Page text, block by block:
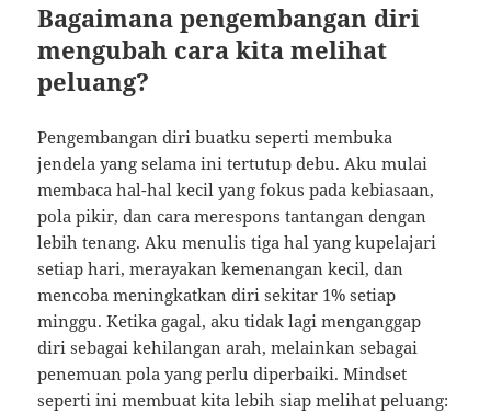
Bagaimana pengembangan diri
mengubah cara kita melihat
peluang?
Pengembangan diri buatku seperti membuka
jendela yang selama ini tertutup debu. Aku mulai
membaca hal-hal kecil yang fokus pada kebiasaan,
pola pikir, dan cara merespons tantangan dengan
lebih tenang. Aku menulis tiga hal yang kupelajari
setiap hari, merayakan kemenangan kecil, dan
mencoba meningkatkan diri sekitar 1% setiap
minggu. Ketika gagal, aku tidak lagi menganggap
diri sebagai kehilangan arah, melainkan sebagai
penemuan pola yang perlu diperbaiki. Mindset
seperti ini membuat kita lebih siap melihat peluang: